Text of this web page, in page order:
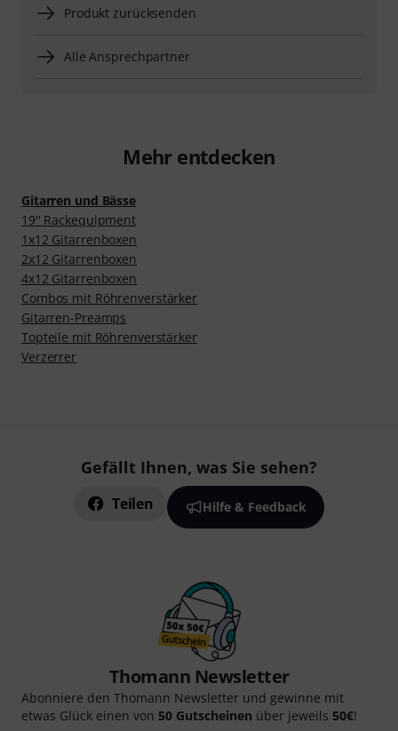
Produkt zurücksenden
Alle Ansprechpartner
Mehr entdecken
Gitarren und Bässe
19'' Rackequipment
1x12 Gitarrenboxen
2x12 Gitarrenboxen
4x12 Gitarrenboxen
Combos mit Röhrenverstärker
Gitarren-Preamps
Topteile mit Röhrenverstärker
Verzerrer
Gefällt Ihnen, was Sie sehen?
Teilen Hilfe & Feedback
Thomann Newsletter
Abonniere den Thomann Newsletter und gewinne mit
etwas Glück einen von 50 Gutscheinen über jeweils 50€!